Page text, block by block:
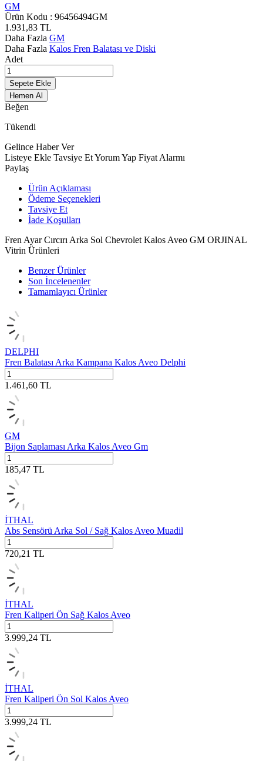
GM
Ürün Kodu : 96456494GM
1.931,83 TL
Daha Fazla GM
Daha Fazla Kalos Fren Balatası ve Diski
Adet
Sepete Ekle
Hemen Al
Beğen
Tükendi
Gelince Haber Ver
Listeye Ekle Tavsiye EtYorum Yap Fiyat Alarmı
Paylaş
Ürün Açıklaması
Ödeme Seçenekleri
Tavsiye Et
İade Koşulları
Fren Ayar Cırcırı Arka Sol Chevrolet Kalos Aveo GM ORJINAL
Vitrin Ürünleri
Benzer Ürünler
Son İncelenenler
Tamamlayıcı Ürünler
DELPHI
Fren Balatası Arka Kampana Kalos Aveo Delphi
1.461,60 TL
GM
Bijon Saplaması Arka Kalos Aveo Gm
185,47 TL
İTHAL
Abs Sensörü Arka Sol / Sağ Kalos Aveo Muadil
720,21 TL
İTHAL
Fren Kaliperi Ön Sağ Kalos Aveo
3.999,24 TL
İTHAL
Fren Kaliperi Ön Sol Kalos Aveo
3.999,24 TL